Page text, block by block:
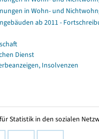
in Wohn- und
ab 2011 -
Dienst
Insolvenzen
Statistik in den sozialen